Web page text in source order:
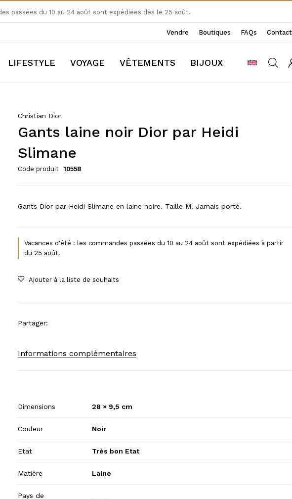
passées du 10 au 24 août sont expédiées dès le 25 août.
Vendre Boutiques FAQs Contact
LIFESTYLE VOYAGE VÊTEMENTS BIJOUX
Christian Dior
Gants laine noir Dior par Heidi
Slimane
Code produit 10558
Gants Dior par Heidi Slimane en laine noire. Taille M. Jamais porté.
Vacances d'été : les commandes passées du 10 au 24 août sont expédiées à partir
du 25 août.
Partager:
Informations complémentaires
Dimensions 28 × 9,5 cm
Couleur Noir
Etat Très bon Etat
Matière Laine
Pays de